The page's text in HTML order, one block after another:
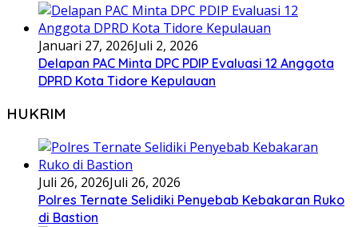
Januari 27, 2026Juli 2, 2026
Delapan PAC Minta DPC PDIP Evaluasi 12 Anggota
DPRD Kota Tidore Kepulauan
HUKRIM
Juli 26, 2026Juli 26, 2026
Polres Ternate Selidiki Penyebab Kebakaran Ruko
di Bastion